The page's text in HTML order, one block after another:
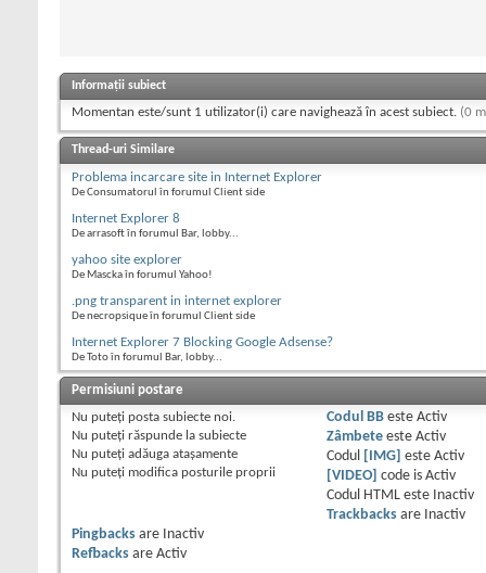
Informații subiect
Momentan este/sunt 1 utilizator(i) care navighează în acest subiect. (0
Thread-uri Similare
Problema incarcare site in Internet Explorer
De Consumatorul în forumul Client side
Internet Explorer 8
De arrasoft în forumul Bar, lobby...
yahoo site explorer
De Mascka în forumul Yahoo!
.png transparent in internet explorer
De necropsique în forumul Client side
Internet Explorer 7 Blocking Google Adsense?
De Toto în forumul Bar, lobby...
Permisiuni postare
Nu puteţi posta subiecte noi.
Nu puteţi răspunde la subiecte
Nu puteţi adăuga ataşamente
Nu puteţi modifica posturile proprii
Codul BBeste Activ
Zâmbeteeste Activ
Codul
[IMG] este Activ
[VIDEO] code is Activ
Codul HTML este
Inactiv
Trackbacksare
Inactiv
Pingbacks are
Inactiv
Refbacks are Activ